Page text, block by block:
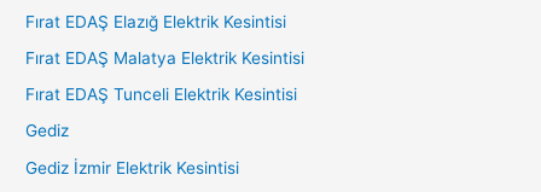
Fırat EDAŞ Elazığ Elektrik Kesintisi
Fırat EDAŞ Malatya Elektrik Kesintisi
Fırat EDAŞ Tunceli Elektrik Kesintisi
Gediz
Gediz İzmir Elektrik Kesintisi